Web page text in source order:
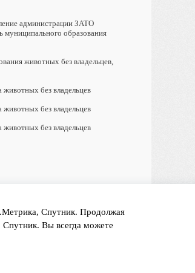
администрации ЗАТО
образования
животных без владельцев,
без владельцев
без владельцев
без владельцев
Спутник. Продолжая
Спутник. Вы всегда можете